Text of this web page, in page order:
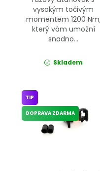
vysokým točivým
momentem 1200
který vám umožní
snadno...
Skladem
TIP
DOPRAVA ZDARMA